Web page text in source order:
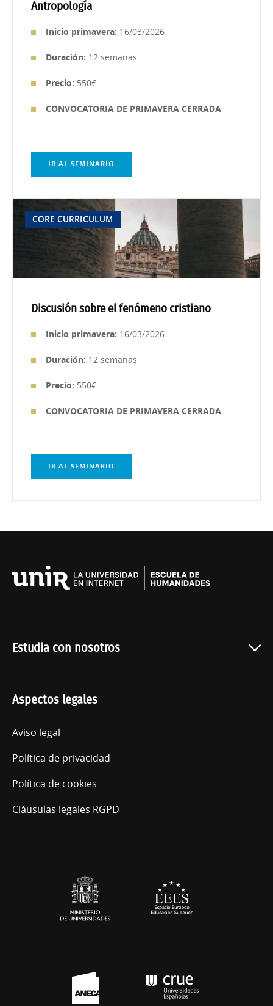
Antropología
Inicio primavera: 16/03/2026
Duración: 12 semanas
Precio: 550€
CONVOCATORIA DE PRIMAVERA CERRADA
IR AL SEMINARIO
CORE CURRICULUM
Discusión sobre el fenómeno cristiano
Inicio primavera: 16/03/2026
Duración: 12 semanas
Precio: 550€
CONVOCATORIA DE PRIMAVERA CERRADA
IR AL SEMINARIO
Estudia con nosotros
Quiénes somos
Acceso
Aspectos legales
Aviso legal
Política de privacidad
Política de cookies
Cláusulas legales RGPD